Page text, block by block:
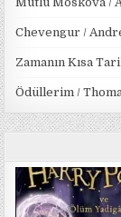
Chevengur /
Zamanın Kısa
Ödüllerim /